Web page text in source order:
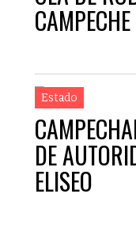
CAMPECHE
Estado
DE
ELISEO